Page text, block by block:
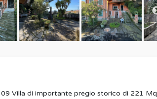
Villa di importante pregio storico di 221 Mq